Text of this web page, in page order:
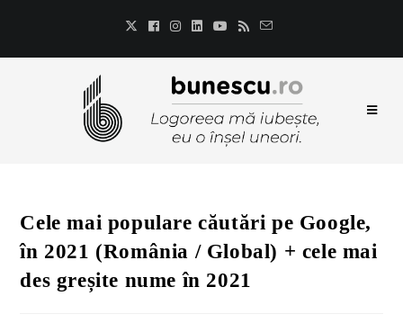
Cele mai populare căutări pe Google,
în 2021 (România / Global) + cele mai
des greșite nume în 2021